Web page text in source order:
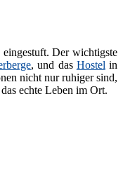
Der wichtigste
, und das Hostelin
nicht nur ruhiger sind,
echte Leben im Ort.